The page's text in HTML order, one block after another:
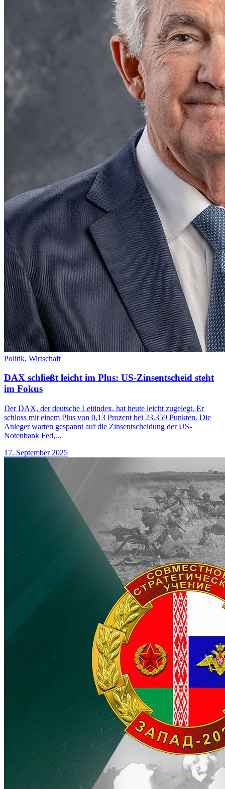
Politik, Wirtschaft
DAX schließt leicht im Plus: US-Zinsentscheid steht
im Fokus
Der DAX, der deutsche Leitindex, hat heute leicht zugelegt. Er
schloss mit einem Plus von 0,13 Prozent bei 23.359 Punkten. Die
Anleger warten gespannt auf die Zinsentscheidung der US-
Notenbank Fed,...
17. September 2025